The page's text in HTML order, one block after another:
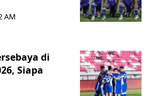
AM
di
Siapa